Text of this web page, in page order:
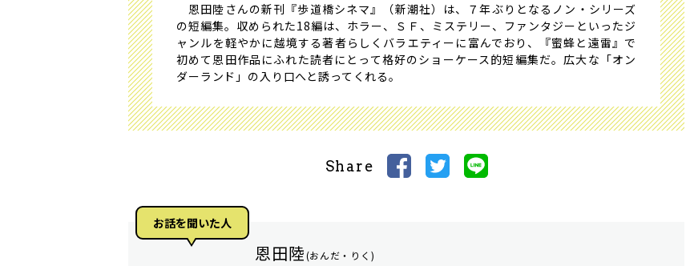
恩田陸さんの新刊『歩道橋シネマ』（新潮社）は、７年ぶりとなるノン・シリーズ
の短編集。収められた18編は、ホラー、ＳＦ、ミステリー、ファンタジーといったジ
ャンルを軽やかに越境する著者らしくバラエティーに富んでおり、『蜜蜂と遠雷』で
初めて恩田作品にふれた読者にとって格好のショーケース的短編集だ。広大な「オン
ダーランド」の入り口へと誘ってくれる。
Share
お話を聞いた⼈
恩田陸(おんだ・りく)